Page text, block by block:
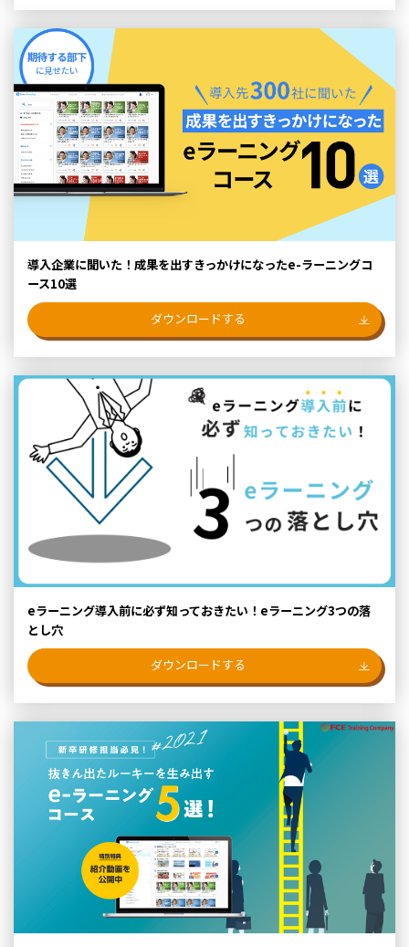
導入企業に聞いた！成果を出すきっかけになったe-ラーニングコ
ース10選
ダウンロードする
eラーニング導入前に必ず知っておきたい！eラーニング3つの落
とし穴
ダウンロードする